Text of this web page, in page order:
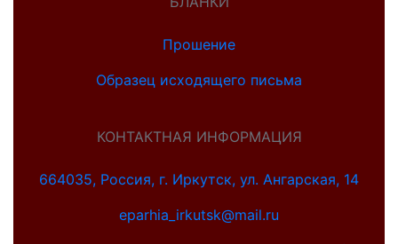
Прошение
Образец исходящего письма
КОНТАКТНАЯ ИНФОРМАЦИЯ
664035, Россия, г. Иркутск, ул. Ангарская, 14
eparhia_irkutsk@mail.ru